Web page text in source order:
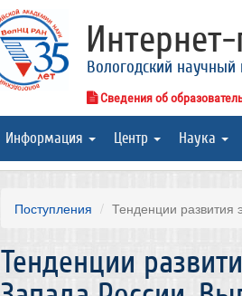
Вологодский научный
Сведения об
Информация Центр Наука
Поступления Тенденции развития
Тенденции